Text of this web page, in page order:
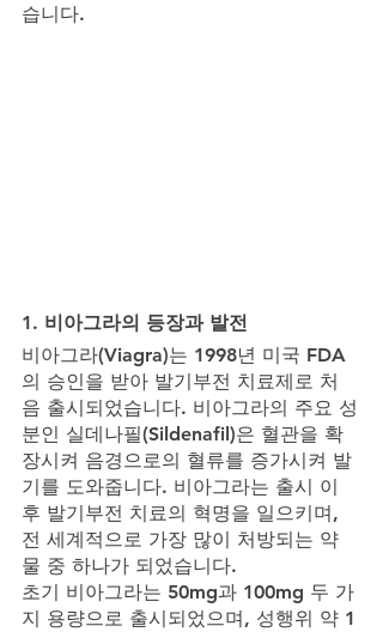
습니다.
1. 비아그라의 등장과 발전
비아그라(Viagra)는 1998년 미국 FDA
의 승인을 받아 발기부전 치료제로 처
음 출시되었습니다. 비아그라의 주요 성
분인 실데나필(Sildenafil)은 혈관을 확
장시켜 음경으로의 혈류를 증가시켜 발
기를 도와줍니다. 비아그라는 출시 이
후 발기부전 치료의 혁명을 일으키며,
전 세계적으로 가장 많이 처방되는 약
물 중 하나가 되었습니다.
초기 비아그라는 50mg과 100mg 두 가
지 용량으로 출시되었으며, 성행위 약 1